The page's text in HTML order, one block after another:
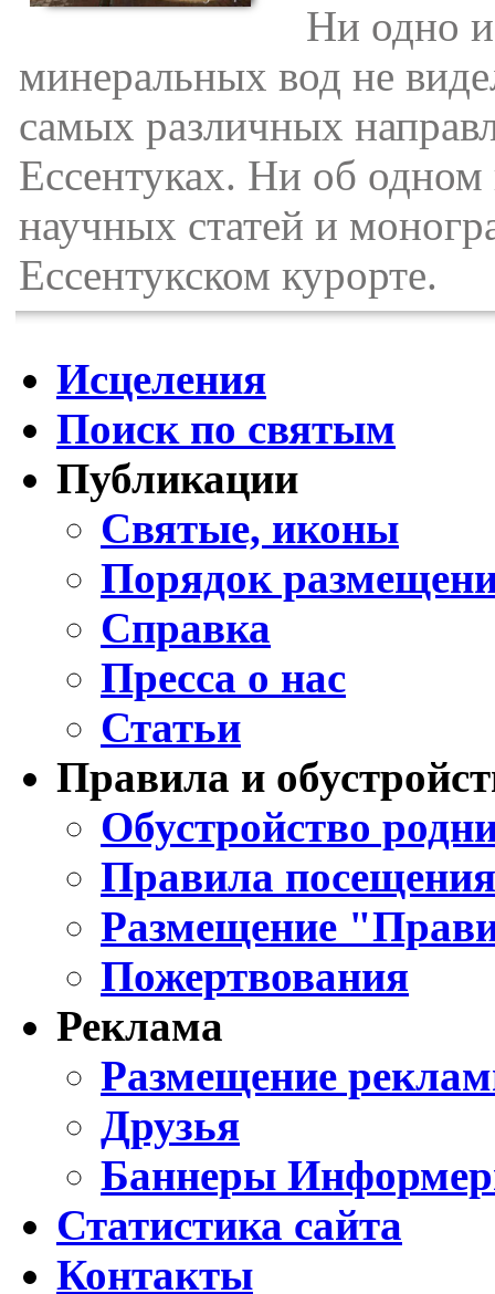
Ни одно
минеральных вод не
самых различных
Ессентуках. Ни об одном
научных статей и
Ессентукском курорте.
Исцеления
Поиск по святым
Публикации
Святые, иконы
Порядок
Справка
Пресса о нас
Статьи
Правила и
Обустройство
Правила
Размещение
Пожертвования
Реклама
Размещение
Друзья
Баннеры
Статистика сайта
Контакты